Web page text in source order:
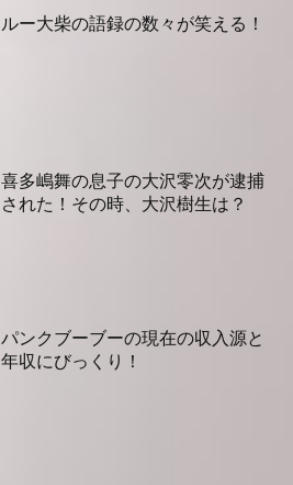
ルー大柴の語録の数々が笑える！
喜多嶋舞の息子の大沢零次が逮捕
された！その時、大沢樹生は？
パンクブーブーの現在の収入源と
年収にびっくり！